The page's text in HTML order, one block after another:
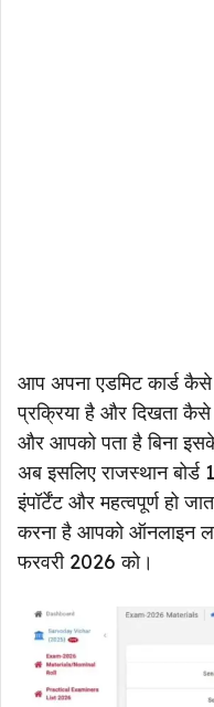
आप अपना एडमिट कार्ड
प्रक्रिया है और दिखता कैसे
और आपको पता है बिना
अब इसलिए राजस्थान बोर्ड
इंपॉर्टेंट और महत्वपूर्ण हो
करना है आपको ऑनलाइन
फरवरी 2026 को।